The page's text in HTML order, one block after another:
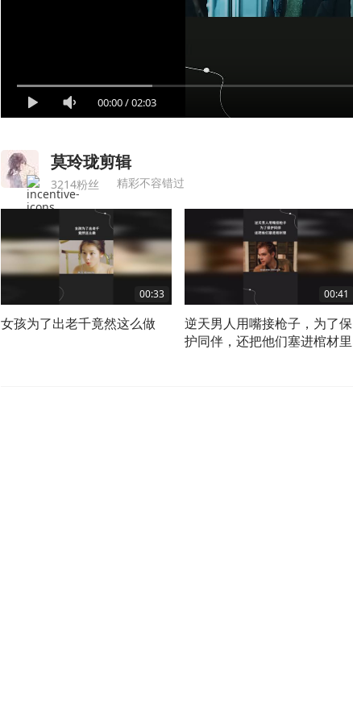
00:00/02:03
莫玲珑剪辑
3214粉丝 精彩不容错过
00:33
女孩为了出老千竟然这么做
00:41
逆天男人用嘴接枪子，为了保
护同伴，还把他们塞进棺材里